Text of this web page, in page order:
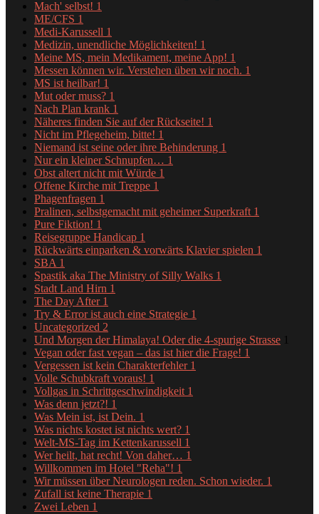
Mach' selbst! 1
ME/CFS 1
Medi-Karussell 1
Medizin, unendliche Möglichkeiten! 1
Meine MS, mein Medikament, meine App! 1
Messen können wir. Verstehen üben wir noch. 1
MS ist heilbar! 1
Mut oder muss? 1
Nach Plan krank 1
Näheres finden Sie auf der Rückseite! 1
Nicht im Pflegeheim, bitte! 1
Niemand ist seine oder ihre Behinderung 1
Nur ein kleiner Schnupfen… 1
Obst altert nicht mit Würde 1
Offene Kirche mit Treppe 1
Phagenfragen 1
Pralinen, selbstgemacht mit geheimer Superkraft 1
Pure Fiktion! 1
Reisegruppe Handicap 1
Rückwärts einparken & vorwärts Klavier spielen 1
SBA 1
Spastik aka The Ministry of Silly Walks 1
Stadt Land Hirn 1
The Day After 1
Try & Error ist auch eine Strategie 1
Uncategorized 2
Und Morgen der Himalaya! Oder die 4-spurige Strasse 1
Vegan oder fast vegan – das ist hier die Frage! 1
Vergessen ist kein Charakterfehler 1
Volle Schubkraft voraus! 1
Vollgas in Schrittgeschwindigkeit 1
Was denn jetzt?! 1
Was Mein ist, ist Dein. 1
Was nichts kostet ist nichts wert? 1
Welt-MS-Tag im Kettenkarussell 1
Wer heilt, hat recht! Von daher… 1
Willkommen im Hotel "Reha"! 1
Wir müssen über Neurologen reden. Schon wieder. 1
Zufall ist keine Therapie 1
Zwei Leben 1